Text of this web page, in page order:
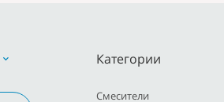
Категории
Cмесители